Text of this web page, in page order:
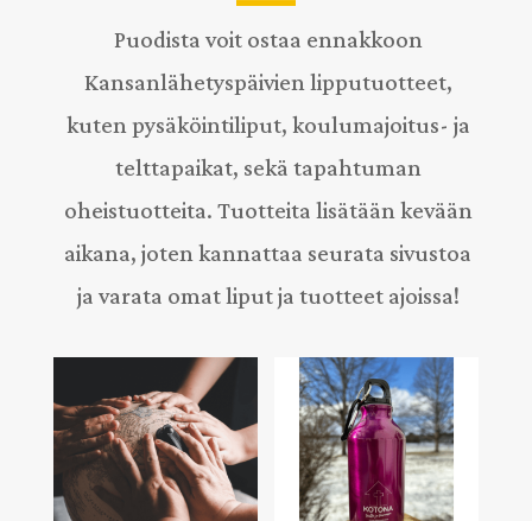
Puodista voit ostaa ennakkoon
Kansanlähetyspäivien lipputuotteet,
kuten pysäköintiliput, koulumajoitus- ja
telttapaikat, sekä tapahtuman
oheistuotteita. Tuotteita lisätään kevään
aikana, joten kannattaa seurata sivustoa
ja varata omat liput ja tuotteet ajoissa!